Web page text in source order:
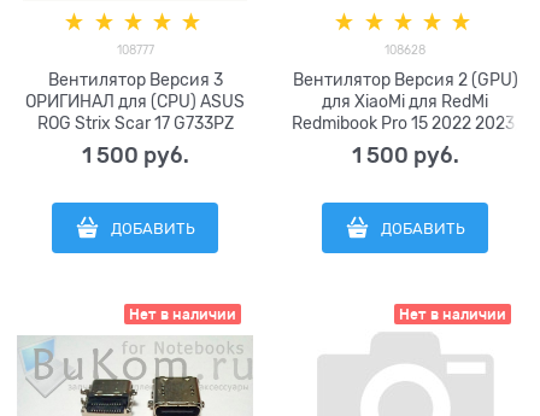
108777
Вентилятор Версия 3
ОРИГИНАЛ для (CPU) ASUS
ROG Strix Scar 17 G733PZ
G733PY G733PYV G733 серии
FCN DFSCL42P16593J FQTG
13НР0DB0P02011
6033Б0126301
1 500 руб.
ДОБАВИТЬ
108628
Вентилятор Версия 2 (GPU)
для XiaoMi для RedMi
Redmibook Pro 15 2022 2023,
RMA2202 RMA2202-AI
RMA2202-BD RMA2202-BI
1 500 руб.
ДОБАВИТЬ
Нет в наличии Нет в наличии